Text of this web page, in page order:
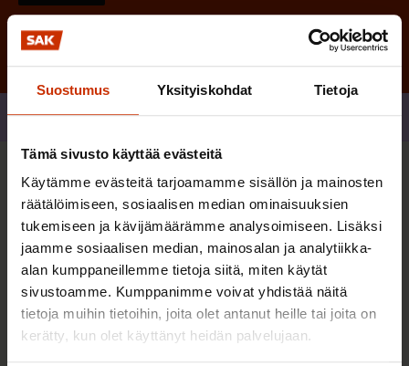
Suostumus Yksityiskohdat Tietoja
Tämä sivusto käyttää evästeitä
Käytämme evästeitä tarjoamamme sisällön ja mainosten
räätälöimiseen, sosiaalisen median ominaisuuksien
tukemiseen ja kävijämäärämme analysoimiseen. Lisäksi
jaamme sosiaalisen median, mainosalan ja analytiikka-
alan kumppaneillemme tietoja siitä, miten käytät
sivustoamme. Kumppanimme voivat yhdistää näitä
tietoja muihin tietoihin, joita olet antanut heille tai joita on
kerätty, kun olet käyttänyt heidän palvelujaan.
Jaa
Sinua saattaa myös kiinnostaa
TASA-ARVO JA YHDENVERTAISUUS